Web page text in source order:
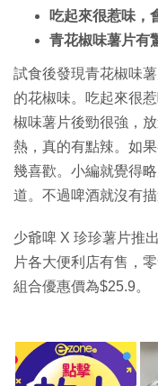
吃起來很惹味，
青花椒味薯片有
試食後發現青花椒味
的花椒味。吃起來很
椒味薯片後勁很強，
熱，真的有點辣。如
幾喜歡。小編就覺得
道。不過啤酒就沒有
少爺啤 X 珍珍薯片推
片各大便利店有售，
組合優惠價為$25.9。